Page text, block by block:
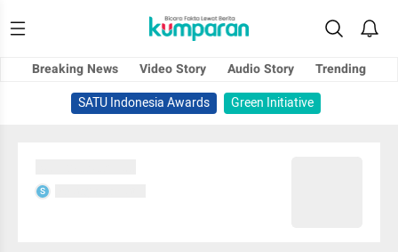
Breaking News Video Story Audio Story
Trending
SATU Indonesia Awards
Green Initiative
S